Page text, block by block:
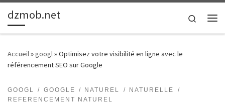
Passer au contenu
dzmob.net
Search
Accueil»googl»Optimisez votre visibilité en ligne avec le
référencement SEO sur Google
GOOGL GOOGLE NATUREL
NATURELLE
REFERENCEMENT NATUREL